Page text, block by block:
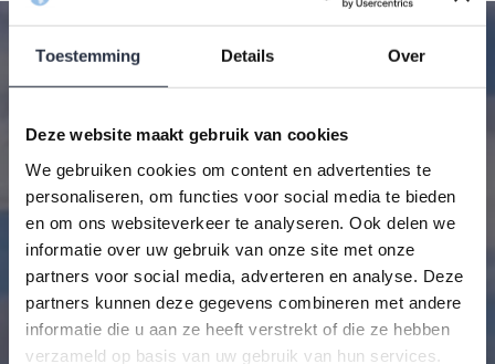
Toestemming Details Over
Deze website maakt gebruik van cookies
We gebruiken cookies om content en advertenties te
personaliseren, om functies voor social media te bieden
en om ons websiteverkeer te analyseren. Ook delen we
informatie over uw gebruik van onze site met onze
partners voor social media, adverteren en analyse. Deze
partners kunnen deze gegevens combineren met andere
informatie die u aan ze heeft verstrekt of die ze hebben
verzameld op basis van uw gebruik van hun services.
Aankopen met WWP
Meer weten over wonen aan de Costa del Sol?
Neem -vrijblijvend - contact op met ons.